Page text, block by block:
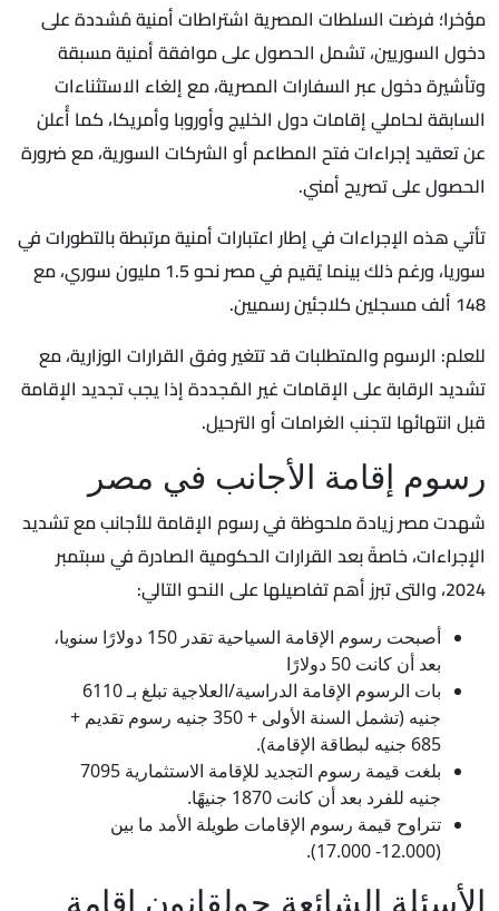
مؤخرا؛ فرضت السلطات المصرية اشتراطات أمنية مُشددة على
دخول السوريين، تشمل الحصول على موافقة أمنية مسبقة
وتأشيرة دخول عبر السفارات المصرية، مع إلغاء الاستثناءات
السابقة لحاملي إقامات دول الخليج وأوروبا وأمريكا، كما أُعلن
عن تعقيد إجراءات فتح المطاعم أو الشركات السورية، مع ضرورة
الحصول على تصريح أمني.
تأتي هذه الإجراءات في إطار اعتبارات أمنية مرتبطة بالتطورات في
سوريا، ورغم ذلك بينما يُقيم في مصر نحو 1.5 مليون سوري، مع
148 ألف مسجلين كلاجئين رسميين.
للعلم: الرسوم والمتطلبات قد تتغير وفق القرارات الوزارية، مع
تشديد الرقابة على الإقامات غير المُجددة إذا يجب تجديد الإقامة
قبل انتهائها لتجنب الغرامات أو الترحيل.
رسوم إقامة الأجانب في مصر
شهدت مصر زيادة ملحوظة في رسوم الإقامة للأجانب مع تشديد
الإجراءات، خاصةً بعد القرارات الحكومية الصادرة في سبتمبر
2024، والتى تبرز أهم تفاصيلها على النحو التالي:
أصبحت رسوم الإقامة السياحية تقدر 150 دولارًا سنويا،
بعد أن كانت 50 دولارًا
بات الرسوم الإقامة الدراسية/العلاجية تبلغ بـ 6110
جنيه (تشمل السنة الأولى + 350 جنيه رسوم تقديم +
685 جنيه لبطاقة الإقامة).
بلغت قيمة رسوم التجديد للإقامة الاستثمارية 7095
جنيه للفرد بعد أن كانت 1870 جنيهًا.
تتراوح قيمة رسوم الإقامات طويلة الأمد ما بين
(12.000- 17.000).
الأسئلة الشائعة حولقانون إقامة